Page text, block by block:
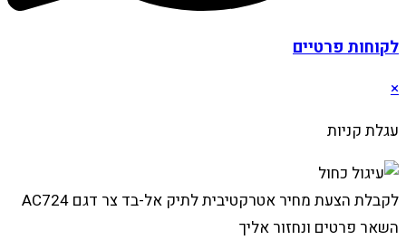
לקוחות פרטיים
×
עגלת קניות
לקבלת הצעת מחיר אטרקטיבית לתיק אל-בד צר דגם AC724
השאר פרטים ונחזור אליך